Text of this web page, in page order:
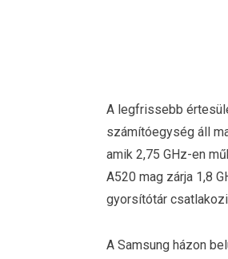
A legfrissebb
számítóegység áll
amik 2,75 GHz-en
A520 mag zárja 1,8
gyorsítótár
A Samsung házon